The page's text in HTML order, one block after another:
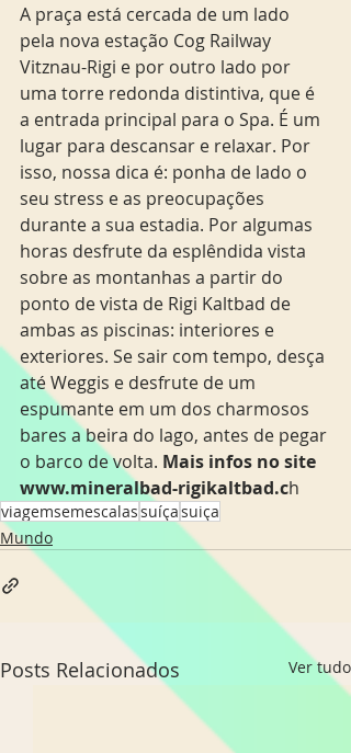
A praça está cercada de um lado
pela nova estação Cog Railway
Vitznau-Rigi e por outro lado por
uma torre redonda distintiva, que é
a entrada principal para o Spa. É um
lugar para descansar e relaxar. Por
isso, nossa dica é: ponha de lado o
seu stress e as preocupações
durante a sua estadia. Por algumas
horas desfrute da esplêndida vista
sobre as montanhas a partir do
ponto de vista de Rigi Kaltbad de
ambas as piscinas: interiores e
exteriores. Se sair com tempo, desça
até Weggis e desfrute de um
espumante em um dos charmosos
bares a beira do lago, antes de pegar
o barco de volta. Mais infos no site
www.mineralbad-rigikaltbad.ch
viagemsemescalassuíçasuiça
Mundo
Posts Relacionados Ver tudo